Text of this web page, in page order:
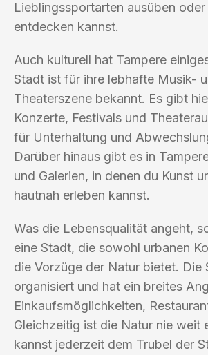
Lieblingssportarten ausüben oder
entdecken kannst.
Auch kulturell hat Tampere
Stadt ist für ihre lebhafte Musik-
Theaterszene bekannt. Es gibt
Konzerte, Festivals und
für Unterhaltung und
Darüber hinaus gibt es in
und Galerien, in denen du Kunst
hautnah erleben kannst.
Was die Lebensqualität angeht,
eine Stadt, die sowohl urbanen
die Vorzüge der Natur bietet. Die
organisiert und hat ein breites
Einkaufsmöglichkeiten,
Gleichzeitig ist die Natur nie weit
kannst jederzeit dem Trubel der